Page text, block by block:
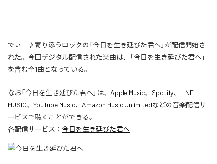
でぃー♪寄り添うロックの「今日を生き延びた君へ」が配信開始さ
れた。今回デジタル配信された楽曲は、「今日を生き延びた君へ」
を含む全1曲となっている。
なお「今日を生き延びた君へ 」は、 Apple Music、 Spotify、 LINE
MUSIC、 YouTube Music、 Amazon Music Unlimitedなどの音楽配信サ
ービスで聴くことができる。
各配信サービス： 今日を生き延びた君へ